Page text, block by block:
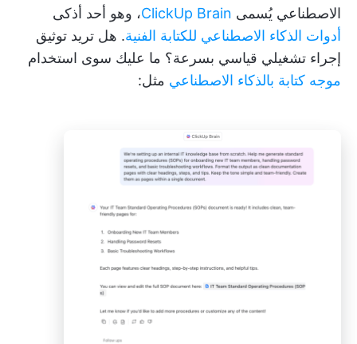
الاصطناعي يُسمى ClickUp Brain، وهو أحد أذكى
أدوات الذكاء الاصطناعي للكتابة الفنية. هل تريد توثيق
إجراء تشغيلي قياسي بسرعة؟ ما عليك سوى استخدام
موجه كتابة بالذكاء الاصطناعي مثل: